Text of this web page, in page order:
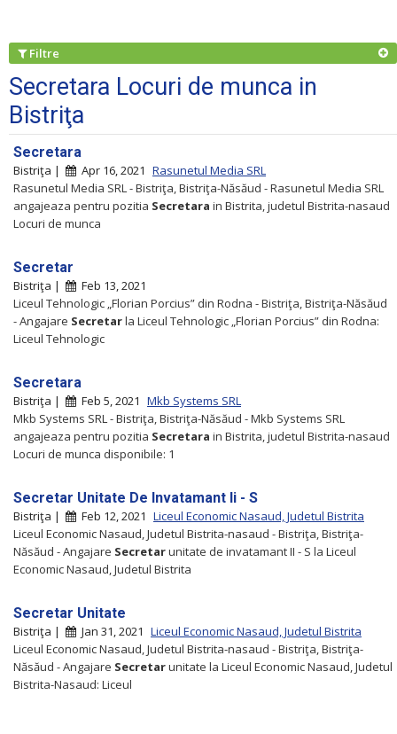
Filtre
Secretara Locuri de munca in
Bistriţa
Secretara
Bistriţa | Apr 16, 2021 Rasunetul Media SRL
Rasunetul Media SRL - Bistriţa, Bistriţa-Năsăud - Rasunetul Media SRL
angajeaza pentru pozitia Secretara in Bistrita, judetul Bistrita-nasaud
Locuri de munca
Secretar
Bistriţa |
Feb 13, 2021
Liceul Tehnologic „Florian Porcius” din Rodna - Bistriţa, Bistriţa-Năsăud
- Angajare Secretarla Liceul Tehnologic „Florian Porcius” din Rodna:
Liceul Tehnologic
Secretara
Bistriţa | Feb 5, 2021 Mkb Systems SRL
Mkb Systems SRL - Bistriţa, Bistriţa-Năsăud - Mkb Systems SRL
angajeaza pentru pozitia Secretara in Bistrita, judetul Bistrita-nasaud
Locuri de munca disponibile: 1
Secretar Unitate De Invatamant Ii - S
Bistriţa | Feb 12, 2021 Liceul Economic Nasaud, Judetul Bistrita
Liceul Economic Nasaud, Judetul Bistrita-nasaud - Bistriţa, Bistriţa-
Năsăud - Angajare Secretarunitate de invatamant II - S la Liceul
Economic Nasaud, Judetul Bistrita
Secretar Unitate
Bistriţa | Jan 31, 2021 Liceul Economic Nasaud, Judetul Bistrita
Liceul Economic Nasaud, Judetul Bistrita-nasaud - Bistriţa, Bistriţa-
Năsăud - Angajare Secretarunitate la Liceul Economic Nasaud, Judetul
Bistrita-Nasaud: Liceul